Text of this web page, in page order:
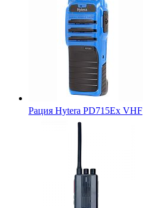
Рация Hytera PD715Ex VHF